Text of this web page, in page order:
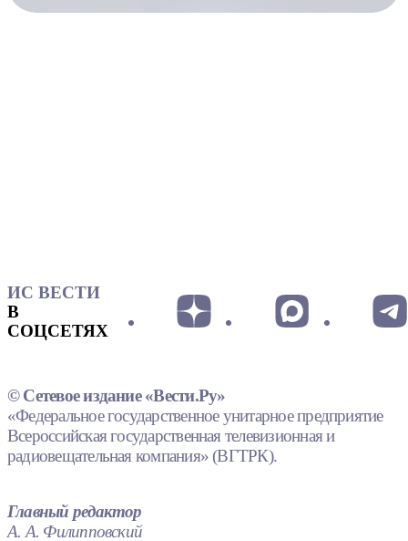
ИС ВЕСТИ
В
СОЦСЕТЯХ
© Сетевое издание «Вести.Ру»
«Федеральное государственное унитарное предприятие
Всероссийская государственная телевизионная и
радиовещательная компания» (ВГТРК).
Главный редактор
А. А. Филипповский